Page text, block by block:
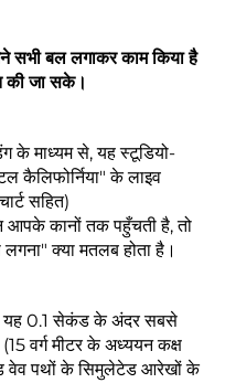
सभी बल लगाकर काम किया है
की जा सके।
के माध्यम से, यह स्टूडियो-
कैलिफोर्निया" के लाइव
सहित)
आपके कानों तक पहुँचती है, तो
क्या मतलब होता है।
यह 0.1 सेकंड के अंदर सबसे
वर्ग मीटर के अध्ययन कक्ष
वेव पथों के सिमुलेटेड आरेखों के